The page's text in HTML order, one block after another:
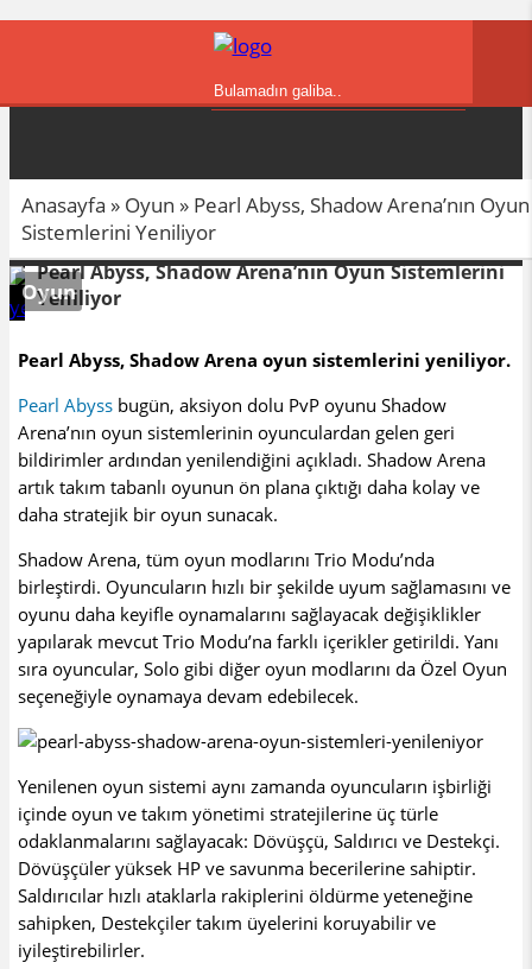
İNTERNET
İNCELEMELER
Anasayfa » Oyun » Pearl Abyss, Shadow Arena’nın Oyun
Sistemlerini Yeniliyor
Pearl Abyss, Shadow Arena’nın Oyun Sistemlerini
Yeniliyor
Oyun
Pearl Abyss, Shadow Arena oyun sistemlerini yeniliyor.
Pearl Abyss bugün, aksiyon dolu PvP oyunu Shadow
Arena’nın oyun sistemlerinin oyunculardan gelen geri
bildirimler ardından yenilendiğini açıkladı. Shadow Arena
artık takım tabanlı oyunun ön plana çıktığı daha kolay ve
daha stratejik bir oyun sunacak.
Shadow Arena, tüm oyun modlarını Trio Modu’nda
birleştirdi. Oyuncuların hızlı bir şekilde uyum sağlamasını ve
oyunu daha keyifle oynamalarını sağlayacak değişiklikler
yapılarak mevcut Trio Modu’na farklı içerikler getirildi. Yanı
sıra oyuncular, Solo gibi diğer oyun modlarını da Özel Oyun
seçeneğiyle oynamaya devam edebilecek.
Yenilenen oyun sistemi aynı zamanda oyuncuların işbirliği
içinde oyun ve takım yönetimi stratejilerine üç türle
odaklanmalarını sağlayacak: Dövüşçü, Saldırıcı ve Destekçi.
Dövüşçüler yüksek HP ve savunma becerilerine sahiptir.
Saldırıcılar hızlı ataklarla rakiplerini öldürme yeteneğine
sahipken, Destekçiler takım üyelerini koruyabilir ve
iyileştirebilirler.